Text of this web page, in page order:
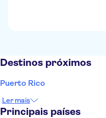
Destinos próximos
Puerto Rico
Ler mais
Principais países